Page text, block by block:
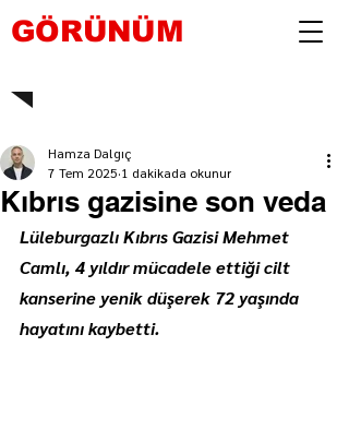
GÖRÜNÜM
Kıbrıs gazisine son veda
Hamza Dalgıç
7 Tem 2025 1 dakikada okunur
Lüleburgazlı Kıbrıs Gazisi Mehmet
Camlı, 4 yıldır mücadele ettiği cilt
kanserine yenik düşerek 72 yaşında
hayatını kaybetti.